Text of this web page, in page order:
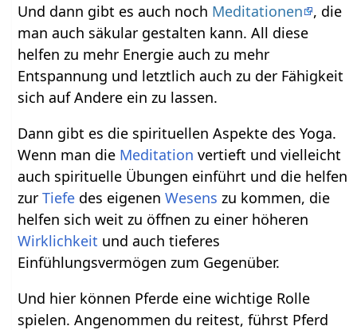
Und dann gibt es auch noch Meditationen
, die
man auch säkular gestalten kann. All diese
helfen zu mehr Energie auch zu mehr
Entspannung und letztlich auch zu der Fähigkeit
sich auf Andere ein zu lassen.
Dann gibt es die spirituellen Aspekte des Yoga.
Wenn man die Meditation vertieft und vielleicht
auch spirituelle Übungen einführt und die helfen
zurTiefe des eigenenWesens zu kommen, die
helfen sich weit zu öffnen zu einer höheren
Wirklichkeit und auch tieferes
Einfühlungsvermögen zum Gegenüber.
Und hier können Pferde eine wichtige Rolle
spielen. Angenommen du reitest, führst Pferd